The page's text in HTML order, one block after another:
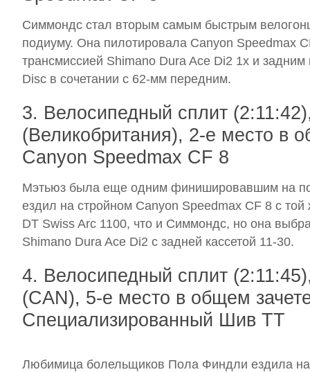
Симмондс стал вторым самым быстрым
подиуму. Она пилотировала Canyon Speedmax
трансмиссией Shimano Dura Ace Di2 1x и
Disc в сочетании с 62-мм передним.
3. Велосипедный сплит
(Великобритания), 2-е место в
Canyon Speedmax CF 8
Мэтьюз была еще одним финишировавшим на
ездил на стройном Canyon Speedmax CF 8 с той
DT Swiss Arc 1100, что и Симмондс, но она
Shimano Dura Ace Di2 с задней кассетой 11-30.
4. Велосипедный сплит
(CAN), 5-е место в общем
Специализированный Шив ТТ
Любимица болельщиков Пола Финдли ездила